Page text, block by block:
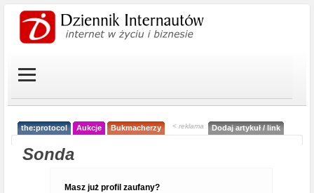
the:protocol Aukcje Bukmacherzy < reklama Dodaj artykuł / link
Sonda
Masz już profil zaufany?